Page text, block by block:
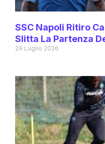
SSC Napoli Ritiro
Slitta La Partenza
29 Luglio 2026